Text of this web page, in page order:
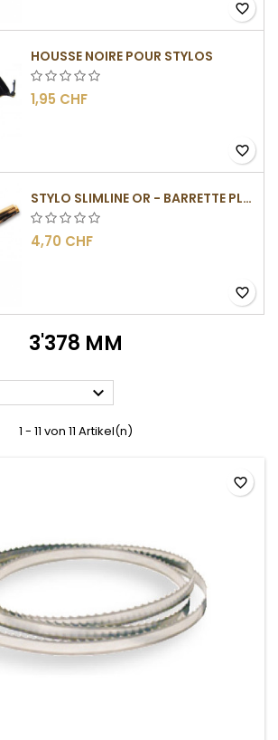
favorite_border
HOUSSE NOIRE POUR STYLOS
1,95 CHF
favorite_border
STYLO SLIMLINE OR - BARRETTE PLATE
4,70 CHF
favorite_border
3'378 MM

1 - 11 von 11 Artikel(n)
favorite_border